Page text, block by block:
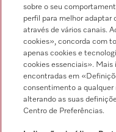
Indicações jurídicas
Condições gerais
Proteção de dados
Condições de utilização
Livro de reclamações
Canal de Ética
sobre o seu
perfil para melhor adaptar
através de vários canais.
cookies», concorda com
apenas cookies e
cookies essenciais». Mais
encontradas em
consentimento a
alterando as suas
Centro de Preferências.